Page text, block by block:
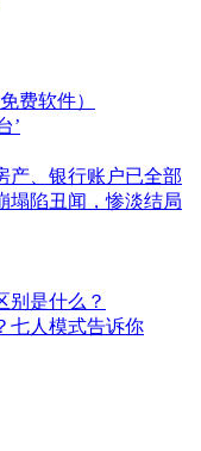
费软件）
’
产、银行账户已全部
塌陷丑闻，惨淡结局
别是什么？
七人模式告诉你